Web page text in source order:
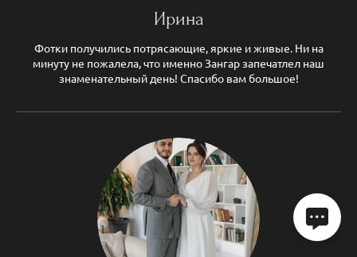
Ирина
Фотки получились потрясающие, яркие и живые. Ни на
минуту не пожалела, что именно Зангар запечатлел наш
знаменательный день! Спасибо вам большое!